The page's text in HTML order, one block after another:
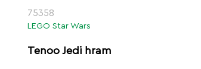
75358
LEGO Star Wars
Tenoo Jedi hram